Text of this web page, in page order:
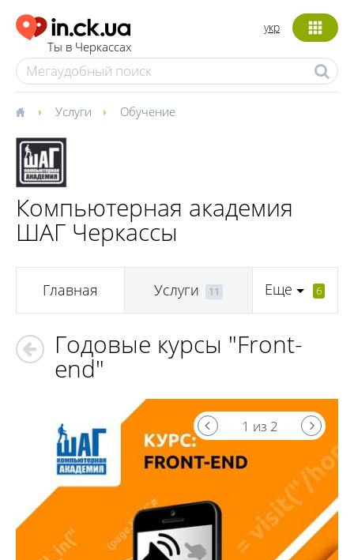
Ты в Черкассах
укр
Услуги Обучение
Компьютерная академия
ШАГ Черкассы
Главная Услуги 11 Еще 6
Годовые курсы "Front-
end"
1 из 2